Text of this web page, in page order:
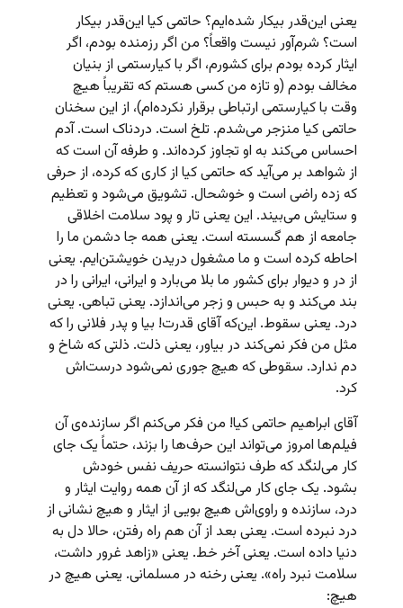
یعنی این‌قدر بیکار شده‌ایم؟ حاتمی کیا این‌قدر بیکار
است؟ شرم‌آور نیست واقعاً؟ من اگر رزمنده بودم، اگر
ایثار کرده بودم برای کشورم، اگر با کیارستمی از بنیان
مخالف بودم (و تازه من کسی هستم که تقریباً هیچ
وقت با کیارستمی ارتباطی برقرار نکرده‌ام)، از این سخنان
حاتمی کیا منزجر می‌شدم. تلخ است. دردناک است. آدم
احساس می‌کند به او تجاوز کرده‌اند. و طرفه آن است که
از شواهد بر می‌آید که حاتمی کیا از کاری که کرده، از حرفی
که زده راضی است و خوشحال. تشویق می‌شود و تعظیم
و ستایش می‌بیند. این یعنی تار و پود سلامت اخلاقی
جامعه از هم گسسته است. یعنی همه جا دشمن ما را
احاطه کرده است و ما مشغول دریدن خویشتن‌ایم. یعنی
از در و دیوار برای کشور ما بلا می‌بارد و ایرانی،‌ ایرانی را در
بند می‌کند و به حبس و زجر می‌‌اندازد. یعنی تباهی. یعنی
درد. یعنی سقوط. این‌که آقای قدرت! بیا و پدر فلانی را که
مثل من فکر نمی‌کند در بیاور، یعنی ذلت. ذلتی که شاخ و
دم ندارد. سقوطی که هیچ جوری نمی‌شود درست‌اش
کرد.
آقای ابراهیم حاتمی کیا! من فکر می‌کنم اگر سازنده‌ی آن
فیلم‌ها امروز می‌تواند این حرف‌ها را بزند، حتماً یک جای
کار می‌لنگد که طرف نتوانسته حریف نفس خودش
بشود. یک جای کار می‌لنگد که از آن همه روایت ایثار و
درد، سازنده و راوی‌اش هیچ بویی از ایثار و هیچ نشانی از
درد نبرده است. یعنی بعد از آن هم راه رفتن، حالا دل به
دنیا داده است. یعنی آخر خط. یعنی «زاهد غرور داشت،
سلامت نبرد راه». یعنی رخنه در مسلمانی. یعنی هیچ در
هیچ: